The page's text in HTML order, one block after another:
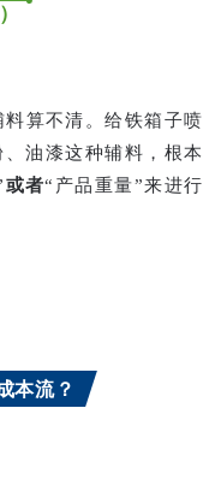
算不清。给铁箱子喷
油漆这种辅料，根本
或者“ 产品重量”来进行
本流？